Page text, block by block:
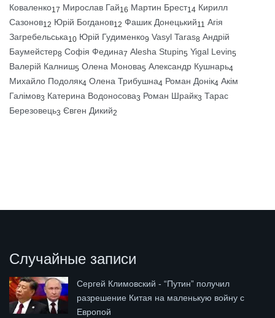
Коваленко17 Мирослав Гай16 Мартин Брест14 Кирилл
Сазонов12 Юрій Богданов12 Фашик Донецький11 Агія
Загребельська10 Юрій Гудименко9 Vasyl Taras8 Андрій
Баумейстер8 Софія Федина7 Alesha Stupin5 Yigal Levin5
Валерій Калниш5 Олена Монова5 Александр Кушнарь4
Михайло Подоляк4 Олена Трибушна4 Роман Донік4 Акім
Галімов3 Катерина Водоносова3 Роман Шрайк3 Тарас
Березовець3 Євген Дикий2
Случайные записи
Сергей Климовский - “Путин” получил
разрешение Китая на маленькую войну с
Европой